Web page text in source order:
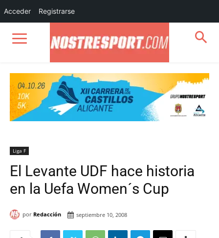
Liga F
El Levante UDF hace historia
en la Uefa Women´s Cup
por Redacción septiembre 10, 2008
Acceder Registrarse